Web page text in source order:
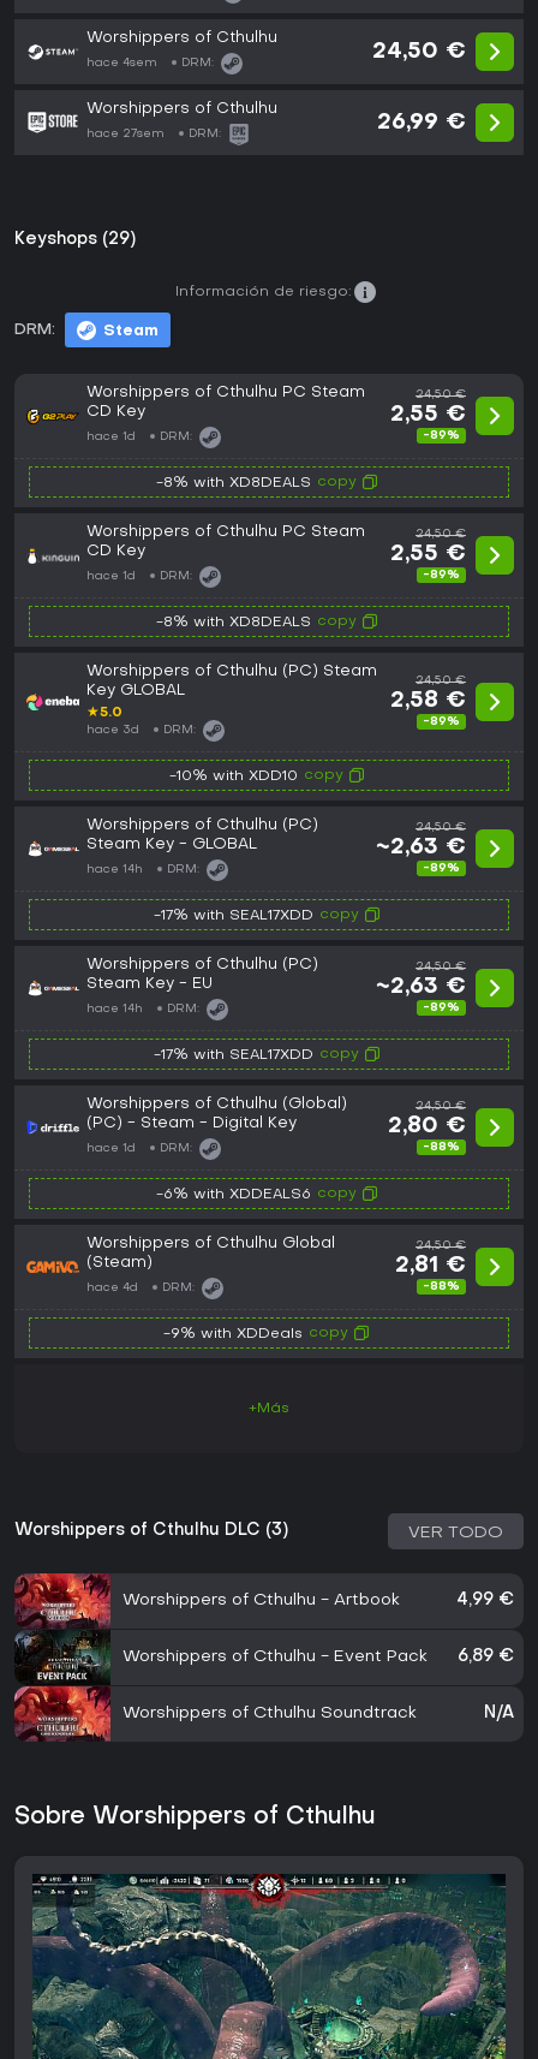
Worshippers of Cthulhu
hace 4sem DRM:
24,50 €
Worshippers of Cthulhu
hace 27sem DRM:
26,99 €
Keyshops (29)
DRM: Steam
Información de riesgo:
Worshippers of Cthulhu PC Steam
CD Key
hace 1d DRM:
24,50 €
2,55 €
-89%
-8% with XD8DEALS copy
Worshippers of Cthulhu PC Steam
CD Key
hace 1d DRM:
24,50 €
2,55 €
-89%
-8% with XD8DEALS copy
Worshippers of Cthulhu (PC) Steam
Key GLOBAL
★5.0
hace 3d DRM:
24,50 €
2,58 €
-89%
-10% with XDD10 copy
Worshippers of Cthulhu (PC)
Steam Key - GLOBAL
hace 14h DRM:
24,50 €
~2,63 €
-89%
-17% with SEAL17XDD copy
Worshippers of Cthulhu (PC)
Steam Key - EU
hace 14h DRM:
24,50 €
~2,63 €
-89%
-17% with SEAL17XDD copy
Worshippers of Cthulhu (Global)
(PC) - Steam - Digital Key
hace 1d DRM:
24,50 €
2,80 €
-88%
-6% with XDDEALS6 copy
Worshippers of Cthulhu Global
(Steam)
hace 4d DRM:
24,50 €
2,81 €
-88%
-9% with XDDeals copy
+Más
Worshippers of Cthulhu DLC (3) VER TODO
Worshippers of Cthulhu - Artbook 4,99 €
Worshippers of Cthulhu - Event Pack 6,89 €
Worshippers of Cthulhu Soundtrack N/A
Sobre Worshippers of Cthulhu